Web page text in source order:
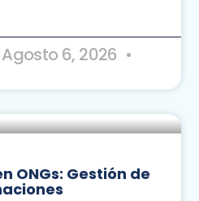
Agosto 6, 2026
ONGs: Gestión de